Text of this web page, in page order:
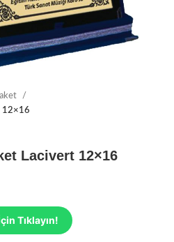
12×16
Lacivert 12×16
Tıklayın!